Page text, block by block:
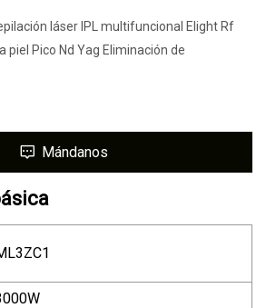
láser IPL multifuncional Elight Rf
piel Pico Nd Yag Eliminación de
Mándanos